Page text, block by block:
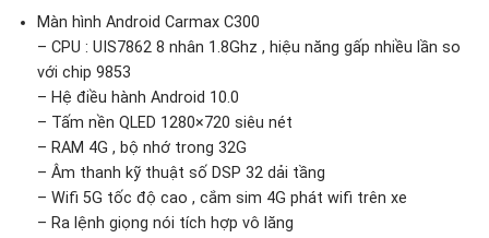
Màn hình Android Carmax C300
– CPU : UIS7862 8 nhân 1.8Ghz , hiệu năng gấp nhiều lần so
với chip 9853
– Hệ điều hành Android 10.0
– Tấm nền QLED 1280×720 siêu nét
– RAM 4G , bộ nhớ trong 32G
– Âm thanh kỹ thuật số DSP 32 dải tầng
– Wifi 5G tốc độ cao , cắm sim 4G phát wifi trên xe
– Ra lệnh giọng nói tích hợp vô lăng